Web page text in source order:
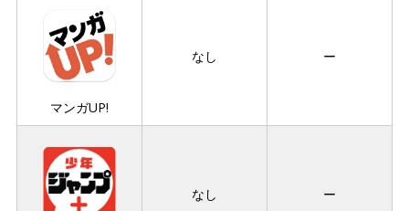
マンガUP!
なし ー
なし ー